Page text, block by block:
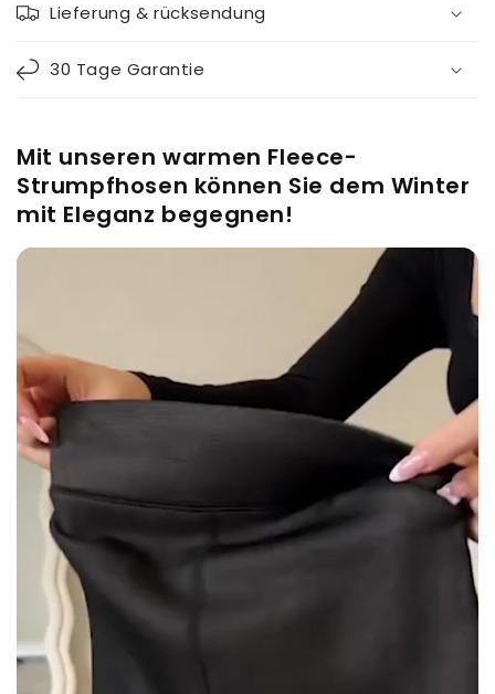
Lieferung & rücksendung
30 Tage Garantie
Mit unseren warmen Fleece-
Strumpfhosen können Sie dem Winter
mit Eleganz begegnen!